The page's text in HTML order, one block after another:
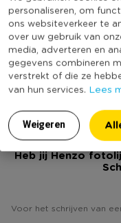
personaliseren, om
ons websiteverkeer te
over uw gebruik van
media, adverteren en
gegevens combineren
verstrekt of die ze
van hun services. Lees
Weigeren
herinneringen aan
vakantie, een huwelijk
leven. Herinneringen
tijd moeten kunnen
Henzo. Keeping
Geschikt voor aantal
Foto afmeting
Inclusief passe partout
Duurzaamheidsscore
Heb jij Henzo
Voor het schrijven van